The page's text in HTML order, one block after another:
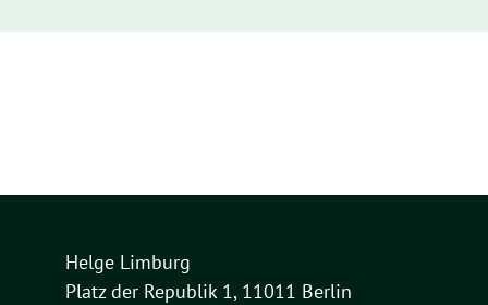
Helge Limburg
Platz der Republik 1, 11011 Berlin